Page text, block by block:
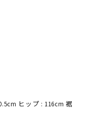
ヒップ : 116cm 裾